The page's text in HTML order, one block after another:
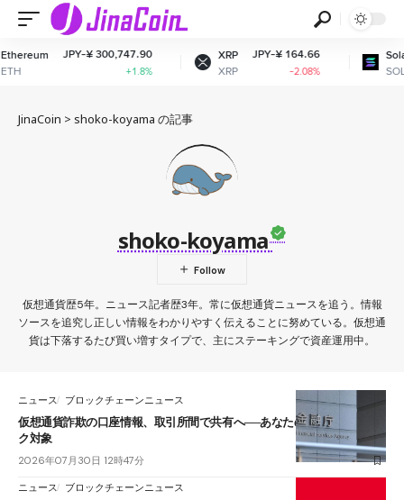
JPY-¥ 300,747.90
+1.8%
XRP
XRP
JPY-¥ 164.66
-2.08%
SOL
JinaCoin > shoko-koyama の記事
shoko-koyama
仮想通貨歴5年。ニュース記者歴3年。常に仮想通貨ニュースを追う。情報
ソースを追究し正しい情報をわかりやすく伝えることに努めている。仮想通
貨は下落するたび買い増すタイプで、主にステーキングで資産運用中。
ニュース ブロックチェーンニュース
仮想通貨詐欺の口座情報、取引所間で共有へ──あなたの送金先もチェッ
ク対象
2026年07月30日 12時47分
ニュース ブロックチェーンニュース